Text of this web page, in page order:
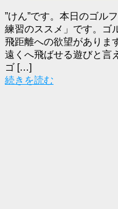
”けん”です。本日のゴル
練習のススメ」です。ゴ
飛距離への欲望がありま
遠くへ飛ばせる遊びと言
ゴ […]
続きを読む